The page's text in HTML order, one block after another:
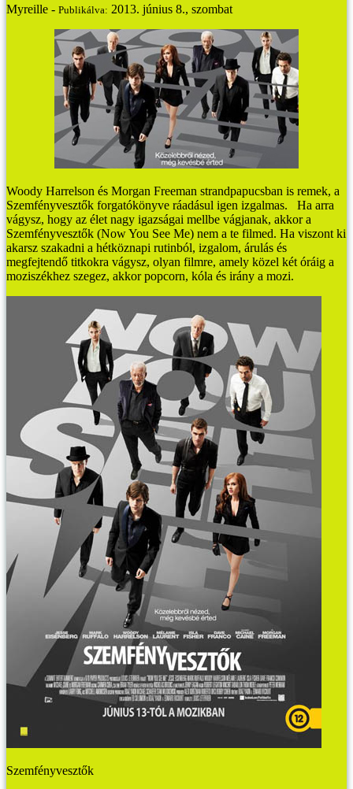
Myreille - Publikálva: 2013. június 8., szombat
Woody Harrelson és Morgan Freeman strandpapucsban is remek, a
Szemfényvesztők forgatókönyve ráadásul igen izgalmas.
Ha arra
vágysz, hogy az élet nagy igazságai mellbe vágjanak, akkor a
Szemfényvesztők (Now You See Me) nem a te filmed. Ha viszont ki
akarsz szakadni a hétköznapi rutinból, izgalom, árulás és
megfejtendő titkokra vágysz, olyan filmre, amely közel két óráig a
moziszékhez szegez, akkor popcorn, kóla és irány a mozi.
Szemfényvesztők